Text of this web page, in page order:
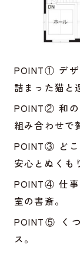
POINT① デ
詰まった猫と
POINT② 和
組み合わせで
POINT③ どこ
安心とぬくも
POINT④ 仕
室の書斎。
POINT⑤ く
ス。